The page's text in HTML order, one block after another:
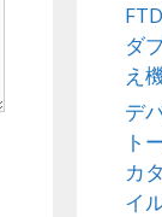
ダ
え
デ
ト
カ
イ